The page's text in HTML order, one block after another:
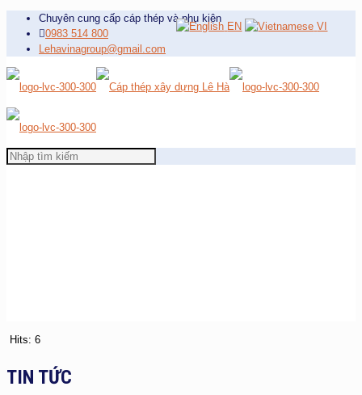
Chuyên cung cấp cáp thép và phụ kiện
0983 514 800
Lehavinagroup@gmail.com
Hits: 6
TIN TỨC
EN VI